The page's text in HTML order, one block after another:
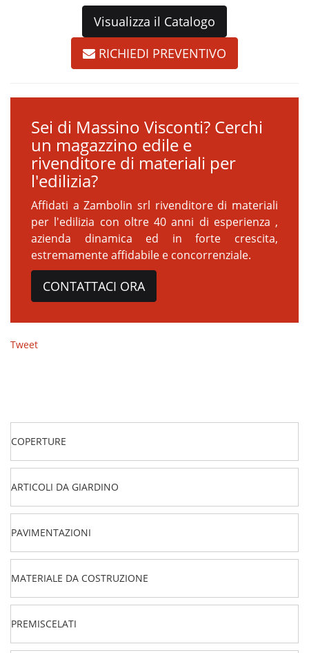
Visualizza il Catalogo
RICHIEDI PREVENTIVO
Sei di Massino Visconti? Cerchi
un magazzino edile e
rivenditore di materiali per
l'edilizia?
Affidati a Zambolin srl rivenditore di materiali
per l'edilizia con oltre 40 anni di esperienza ,
azienda dinamica ed in forte crescita,
estremamente affidabile e concorrenziale.
CONTATTACI ORA
Tweet
COPERTURE
ARTICOLI DA GIARDINO
PAVIMENTAZIONI
MATERIALE DA COSTRUZIONE
PREMISCELATI